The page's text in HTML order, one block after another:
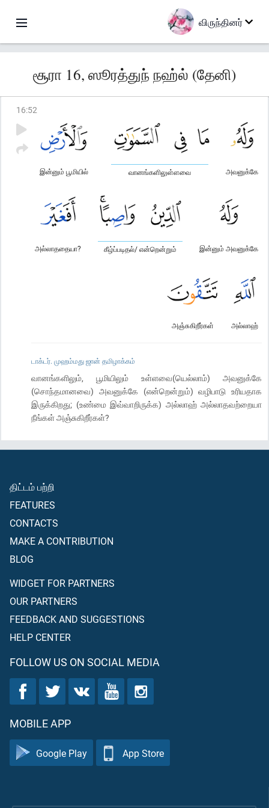
விருந்தினர்
சூரா 16, ஸூரத்துந் நஹ்ல் (தேனி)
16:52
அவனுக்கே
வானங்களிலுள்ளவை
இன்னும் பூமியில்
இன்னும் அவனுக்கே
கீழ்ப்படிதல்/ என்றென்றும்
அல்லாததையா?
அல்லாஹ்
அஞ்சுகிறீர்கள்
டாக்டர். முஹம்மது ஜான் தமிழாக்கம்
வானங்களிலும், பூமியிலும் உள்ளவை(யெல்லாம்) அவனுக்கே
(சொந்தமானவை) அவனுக்கே (என்றென்றும்) வழிபாடு உரியதாக
இருக்கிறது; (உண்மை இவ்வாறிருக்க) அல்லாஹ் அல்லாதவற்றையா
நீங்கள் அஞ்சுகிறீர்கள்?
திட்டம் பற்றி
FEATURES
CONTACTS
MAKE A CONTRIBUTION
BLOG
WIDGET FOR PARTNERS
OUR PARTNERS
FEEDBACK AND SUGGESTIONS
HELP CENTER
FOLLOW US ON SOCIAL MEDIA
MOBILE APP
Google Play App Store